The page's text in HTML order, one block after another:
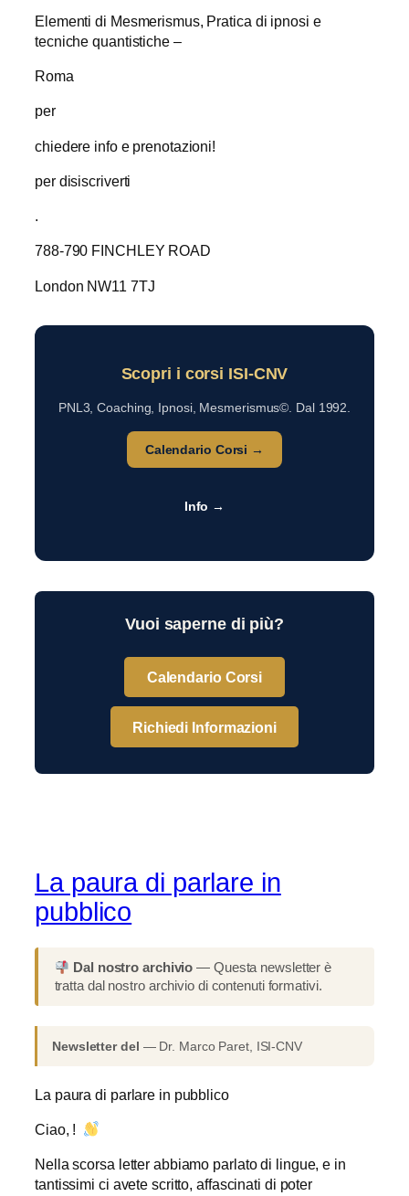
Elementi di Mesmerismus, Pratica di ipnosi e
tecniche quantistiche –
Roma
per
chiedere info e prenotazioni!
per disiscriverti
.
788-790 FINCHLEY ROAD
London NW11 7TJ
Scopri i corsi ISI-CNV
PNL3, Coaching, Ipnosi, Mesmerismus©. Dal 1992.
Calendario Corsi →
Info →
Vuoi saperne di più?
Calendario Corsi
Richiedi Informazioni
La paura di parlare in
pubblico
Dal nostro archivio — Questa newsletter è
tratta dal nostro archivio di contenuti formativi.
Newsletter del — Dr. Marco Paret, ISI-CNV
La paura di parlare in pubblico
Ciao, !
Nella scorsa letter abbiamo parlato di lingue, e in
tantissimi ci avete scritto, affascinati di poter